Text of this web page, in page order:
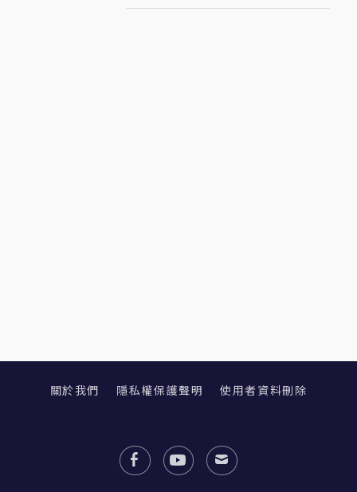
關於我們 隱私權保護聲明 使用者資料刪除